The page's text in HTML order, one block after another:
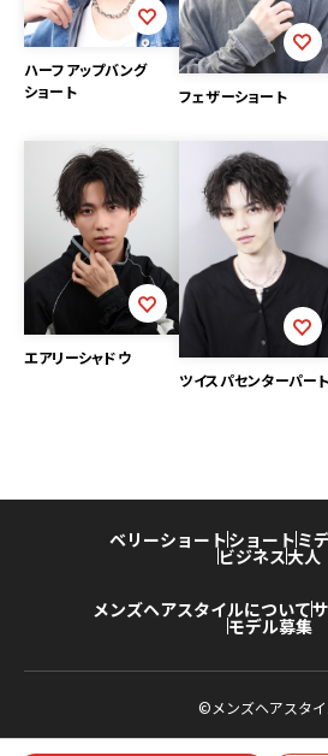
ハーフアップバング
ショート
フェザーショート
エアリーシャドウ
ツイスパセンターパート
ベリーショートショート ミ
ビジネス大人
メンズヘアスタイルについて
モデル募集
©メンズヘアスタ